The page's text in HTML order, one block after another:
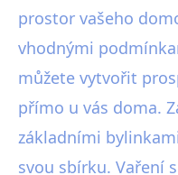
prostor vašeho
vhodnými
můžete vytvořit
přímo u vás doma.
základními
svou sbírku. Vaření